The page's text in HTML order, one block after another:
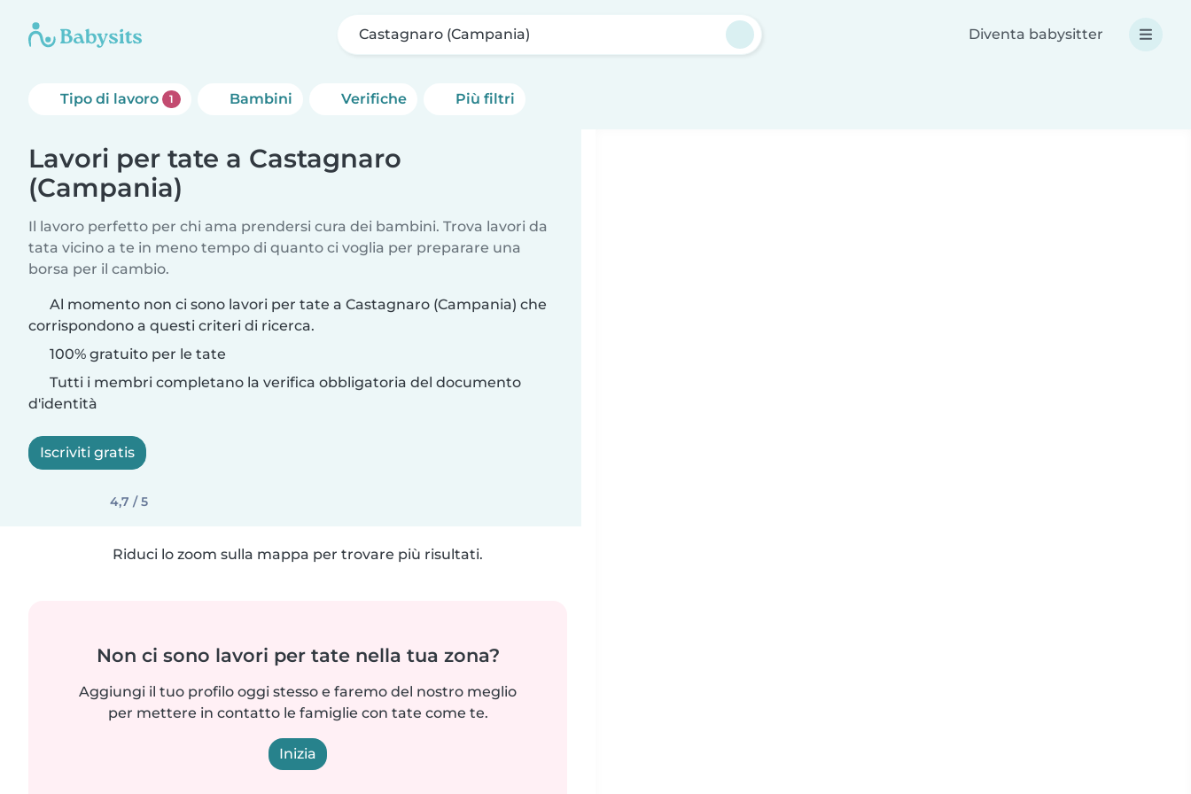
Castagnaro (Campania) Diventa babysitter
Tipo di lavoro 1 Bambini Verifiche Più filtri
Lavori per tate a Castagnaro
(Campania)
Il lavoro perfetto per chi ama prendersi cura dei bambini. Trova lavori da
tata vicino a te in meno tempo di quanto ci voglia per preparare una
borsa per il cambio.
Al momento non ci sono lavori per tate a Castagnaro (Campania) che
corrispondono a questi criteri di ricerca.
100% gratuito per le tate
Tutti i membri completano la verifica obbligatoria del documento
d'identità
Iscriviti gratis
4,7 / 5
Riduci lo zoom sulla mappa per trovare più risultati.
Non ci sono lavori per tate nella tua zona?
Aggiungi il tuo profilo oggi stesso e faremo del nostro meglio
per mettere in contatto le famiglie con tate come te.
Inizia